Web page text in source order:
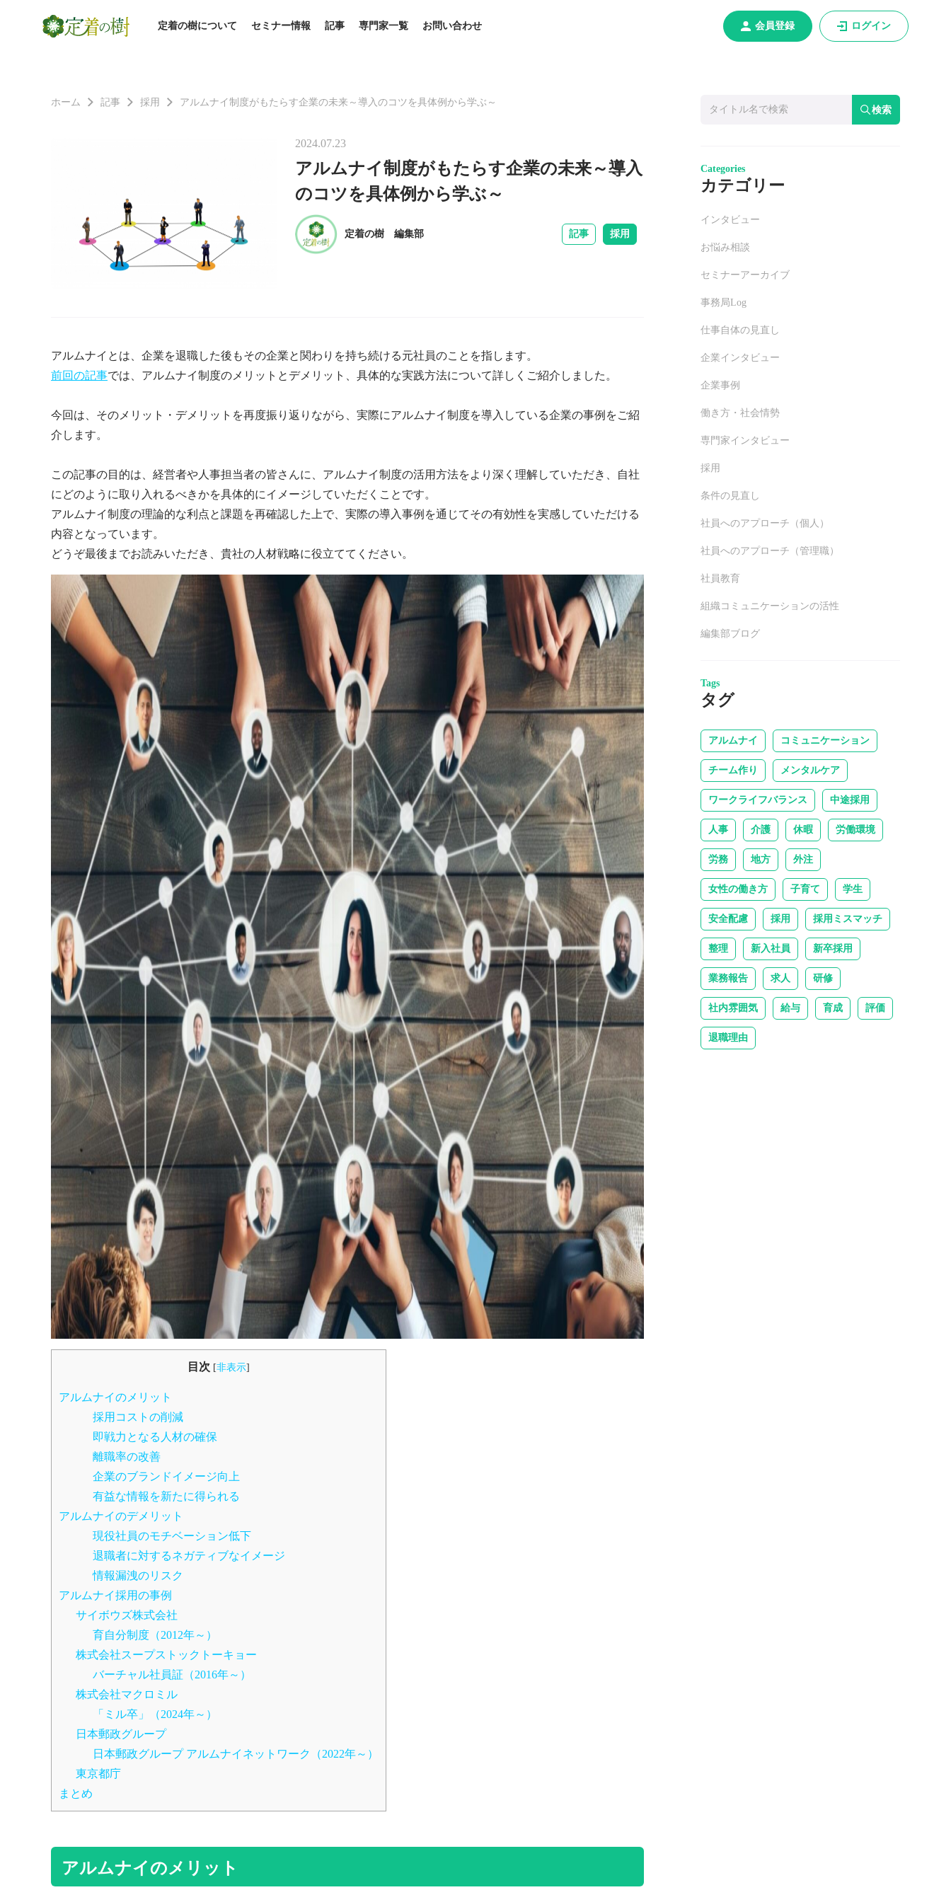
定着の樹について セミナー情報 記事 専門家一覧 お問い合わせ 会員登録 ログイン
ホーム 記事 採用 アルムナイ制度がもたらす企業の未来～導入のコツを具体例から学ぶ～
2024.07.23
アルムナイ制度がもたらす企業の未来～導入
のコツを具体例から学ぶ～
定着の樹 編集部 記事 採用
アルムナイとは、企業を退職した後もその企業と関わりを持ち続ける元社員のことを指します。
前回の記事では、アルムナイ制度のメリットとデメリット、具体的な実践方法について詳しくご紹介しました。
今回は、そのメリット・デメリットを再度振り返りながら、実際にアルムナイ制度を導入している企業の事例をご紹
介します。
この記事の目的は、経営者や人事担当者の皆さんに、アルムナイ制度の活用方法をより深く理解していただき、自社
にどのように取り入れるべきかを具体的にイメージしていただくことです。
アルムナイ制度の理論的な利点と課題を再確認した上で、実際の導入事例を通じてその有効性を実感していただける
内容となっています。
どうぞ最後までお読みいただき、貴社の人材戦略に役立ててください。
目次 [非表示]
アルムナイのメリット
採用コストの削減
即戦力となる人材の確保
離職率の改善
企業のブランドイメージ向上
有益な情報を新たに得られる
アルムナイのデメリット
現役社員のモチベーション低下
退職者に対するネガティブなイメージ
情報漏洩のリスク
アルムナイ採用の事例
サイボウズ株式会社
育自分制度（2012年～）
株式会社スープストックトーキョー
バーチャル社員証（2016年～）
株式会社マクロミル
「ミル卒」（2024年～）
日本郵政グループ
日本郵政グループ アルムナイネットワーク（2022年～）
東京都庁
まとめ
アルムナイのメリット
検索
Categories
カテゴリー
インタビュー
お悩み相談
セミナーアーカイブ
事務局Log
仕事自体の見直し
企業インタビュー
企業事例
働き方・社会情勢
専門家インタビュー
採用
条件の見直し
社員へのアプローチ（個人）
社員へのアプローチ（管理職）
社員教育
組織コミュニケーションの活性
編集部ブログ
Tags
タグ
アルムナイ コミュニケーション
チーム作り メンタルケア
ワークライフバランス 中途採用
人事 介護 休暇 労働環境
労務 地方 外注
女性の働き方 子育て 学生
安全配慮 採用 採用ミスマッチ
整理 新入社員 新卒採用
業務報告 求人 研修
社内雰囲気 給与 育成 評価
退職理由